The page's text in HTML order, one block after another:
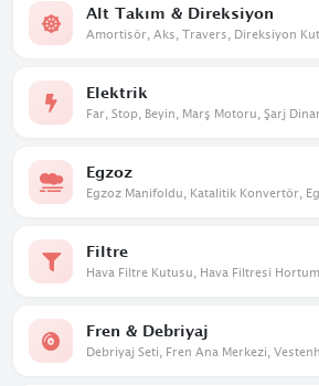
Alt Takım & Direksiyon
Elektrik
Far, Stop, Beyin, Marş Motoru, Şarj
Egzoz
Filtre
Fren & Debriyaj